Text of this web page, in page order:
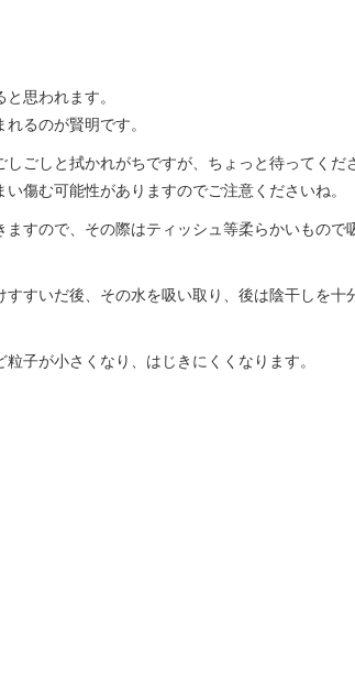
思われます。
るのが賢明です。
ごしと拭かれがちですが、ちょっと待ってくだ
傷む可能性がありますのでご注意くださいね。
すので、その際はティッシュ等柔らかいもので
すいだ後、その水を吸い取り、後は陰干しを十
子が小さくなり、はじきにくくなります。